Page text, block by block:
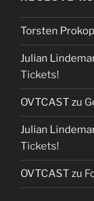
Torsten Prokop
Julian
Tickets!
OVTCAST zu
Julian
Tickets!
OVTCAST zu